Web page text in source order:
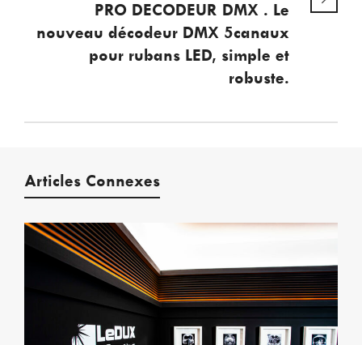
PRO DECODEUR DMX . Le
nouveau décodeur DMX 5canaux
pour rubans LED, simple et
robuste.
Articles Connexes